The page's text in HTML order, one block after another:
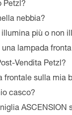
Petzl?
nebbia?
più o non
lampada
Vendita Petzl?
frontale sulla mia
casco?
ASCENSION